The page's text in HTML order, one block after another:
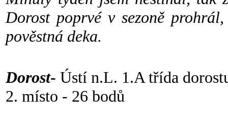
Dorost poprvé v sezoně
pověstná deka.
Dorost- Ústí n.L. 1.A třída
2. místo - 26 bodů